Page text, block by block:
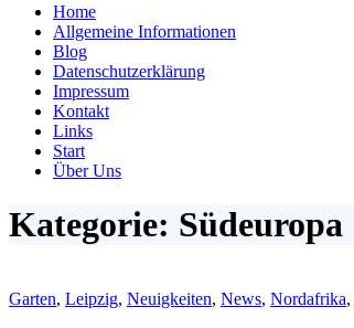
Home
Allgemeine Informationen
Blog
Datenschutzerklärung
Impressum
Kontakt
Links
Start
Über Uns
Kategorie: Südeuropa
Garten, Leipzig, Neuigkeiten, News, Nordafrika,